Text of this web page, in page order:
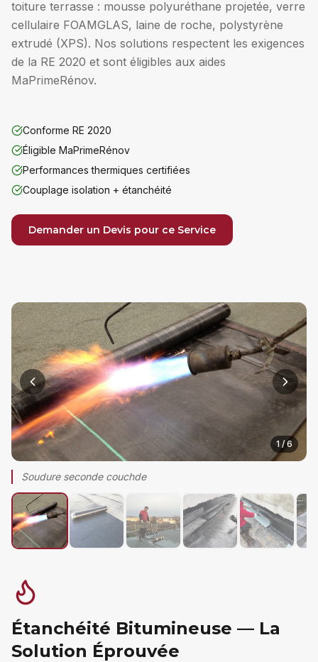
toiture terrasse : mousse polyuréthane projetée, verre
cellulaire FOAMGLAS, laine de roche, polystyrène
extrudé (XPS). Nos solutions respectent les exigences
de la RE 2020 et sont éligibles aux aides
MaPrimeRénov.
Conforme RE 2020
Éligible MaPrimeRénov
Performances thermiques certifiées
Couplage isolation + étanchéité
Demander un Devis pour ce Service
1 /6
Soudure seconde couchde
Étanchéité Bitumineuse — La
Solution Éprouvée